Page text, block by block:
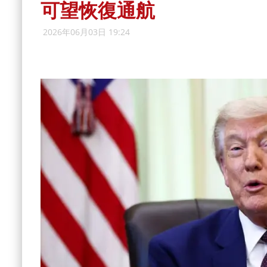
可望恢復通航
2026年06月03日 19:24